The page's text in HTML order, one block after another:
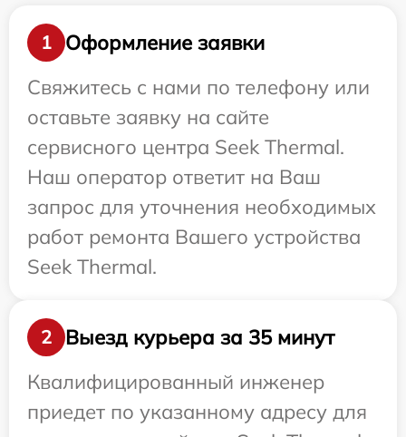
1
Оформление заявки
Свяжитесь с нами по телефону или
оставьте заявку на сайте
сервисного центра Seek Thermal.
Наш оператор ответит на Ваш
запрос для уточнения необходимых
работ ремонта Вашего устройства
Seek Thermal.
2
Выезд курьера за 35 минут
Квалифицированный инженер
приедет по указанному адресу для